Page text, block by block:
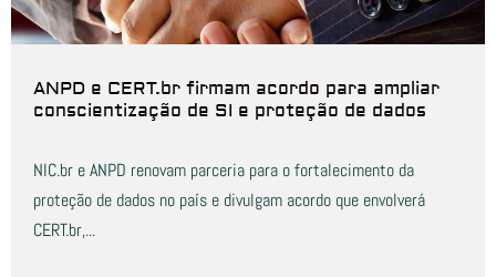
ANPD e CERT.br firmam acordo para ampliar
conscientização de SI e proteção de dados
NIC.br e ANPD renovam parceria para o fortalecimento da
proteção de dados no país e divulgam acordo que envolverá
CERT.br,...